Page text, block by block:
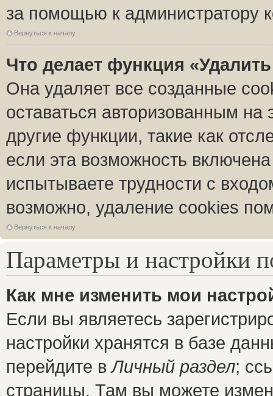
за помощью к администратору
Вернуться к началу
Что делает функция
Она удаляет все созданные
оставаться авторизованным
другие функции, такие как
если эта возможность
испытываете трудности с
возможно, удаление cookies
Вернуться к началу
Параметры и настройки
Как мне изменить мои
Если вы являетесь
настройки хранятся в базе
перейдите вЛичный раздел;
страницы. Там вы можете